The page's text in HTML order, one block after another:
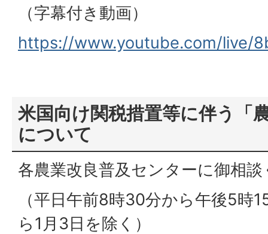
（字幕付き動画）
https://www.youtube.com/live/
米国向け関税措置等に伴う「
について
各農業改良普及センターに御相
（平日午前8時30分から午後5時
ら1月3日を除く）